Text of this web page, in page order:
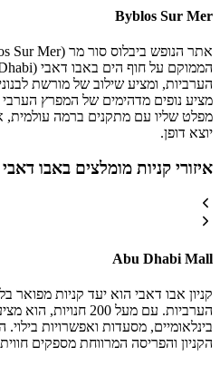
Byblos Sur Mer
הערביות, ומציע שילוב של מורשת
מפלט שליו עם מתקנים ברמה עולמית,
יוצא דופן.
איזורי קניות מומלצים באבו דאבי
Abu Dhabi Mall
קניון אבו דאבי הוא יעד קניות מפואר
הערביות. עם מעל 200
בינלאומיים, מסעדות ואפשרויות
הקניון והפריסה המרווחת מספקים